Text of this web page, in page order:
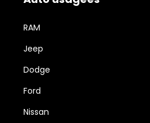
RAM
Jeep
Dodge
Ford
Nissan